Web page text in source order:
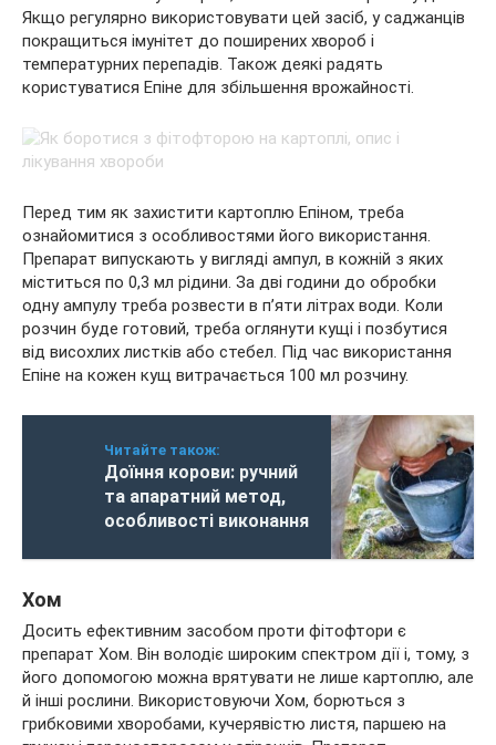
Якщо регулярно використовувати цей засіб, у саджанців
покращиться імунітет до поширених хвороб і
температурних перепадів. Також деякі радять
користуватися Епіне для збільшення врожайності.
Перед тим як захистити картоплю Епіном, треба
ознайомитися з особливостями його використання.
Препарат випускають у вигляді ампул, в кожній з яких
міститься по 0,3 мл рідини. За дві години до обробки
одну ампулу треба розвести в п’яти літрах води. Коли
розчин буде готовий, треба оглянути кущі і позбутися
від висохлих листків або стебел. Під час використання
Епіне на кожен кущ витрачається 100 мл розчину.
Читайте також:
Доїння корови: ручний
та апаратний метод,
особливості виконання
Хом
Досить ефективним засобом проти фітофтори є
препарат Хом. Він володіє широким спектром дії і, тому, з
його допомогою можна врятувати не лише картоплю, але
й інші рослини. Використовуючи Хом, борються з
грибковими хворобами, кучерявістю листя, паршею на